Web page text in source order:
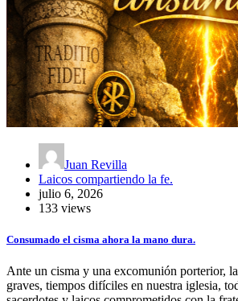
Juan Revilla
Laicos compartiendo la fe.
julio 6, 2026
133 views
Consumado el cisma ahora la mano dura.
Ante un cisma y una excomunión porterior,
graves, tiempos difíciles en nuestra iglesia,